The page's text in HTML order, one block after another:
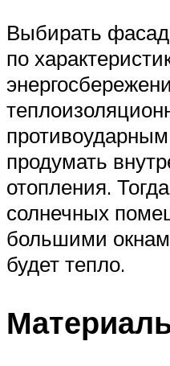
Выбирать
по
продумать
отопления.
солнечных
большими
будет тепло.